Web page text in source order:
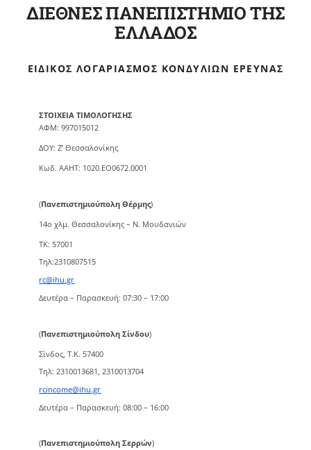
ΔΙΕΘΝΕΣ ΠΑΝΕΠΙΣΤΗΜΙΟ ΤΗΣ
ΕΛΛΑΔΟΣ
ΕΙΔΙΚΌΣ ΛΟΓΑΡΙΑΣΜΌΣ ΚΟΝΔΥΛΊΩΝ ΈΡΕΥΝΑΣ
ΣΤΟΙΧΕΙΑ ΤΙΜΟΛΟΓΗΣΗΣ
ΑΦΜ: 997015012
ΔΟΥ: Ζ’ Θεσσαλονίκης
Κωδ. ΑΑΗΤ: 1020.ΕΟ0672.0001
(Πανεπιστημιούπολη Θέρμης)
14ο χλμ. Θεσσαλονίκης – Ν. Μουδανιών
TK: 57001
Τηλ:2310807515
rc@ihu.gr
Δευτέρα – Παρασκευή: 07:30 – 17:00
(Πανεπιστημιούπολη Σίνδου)
Σίνδος, Τ.Κ. 57400
Τηλ: 2310013681, 2310013704
rcincome@ihu.gr
Δευτέρα – Παρασκευή: 08:00 – 16:00
(Πανεπιστημιούπολη Σερρών)